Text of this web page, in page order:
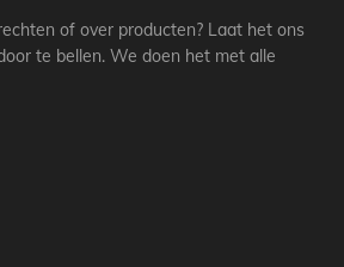
of over producten? Laat het ons
te bellen. We doen het met alle